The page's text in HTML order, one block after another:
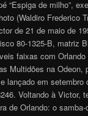
“Espiga de milho”,
(Waldiro Frederico
de 21 de maio de
80-1325-B, matriz
faixas com Orlando
Multidões na Odeon,
lançado em
Voltando à Victor,
de Orlando: o samba-